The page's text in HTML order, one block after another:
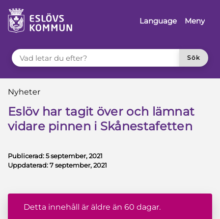
till innehåll
Language
Meny
VAD LETAR DU EFTER?
Sök
Du är här:
Nyheter
Eslöv har tagit över och lämnat
vidare pinnen i Skånestafetten
Publicerad:5 september, 2021
Uppdaterad:7 september, 2021
Detta innehåll är äldre än 60 dagar.